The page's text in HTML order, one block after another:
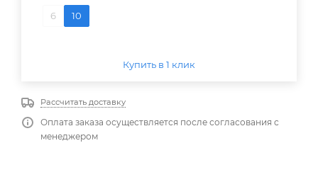
6 10
Купить в 1 клик
Рассчитать доставку
Оплата заказа осуществляется после согласования с
менеджером